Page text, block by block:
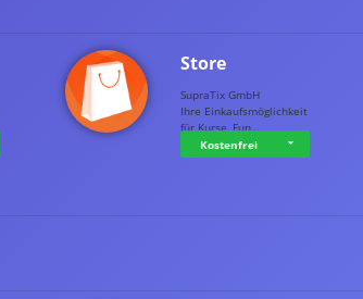
Store
SupraTix GmbH
Ihre Einkaufsmöglichkeit
für Kurse, Fun…
Kostenfrei